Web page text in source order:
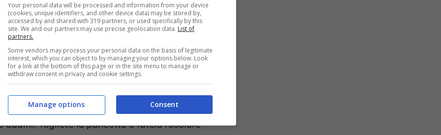
raggiunge l’ebollizione fate scottare
Togliete la pancetta e fatela rosolare
Your personal data will be processed and information from your device
(cookies, unique identifiers, and other device data) may be stored by,
accessed by and shared with 319 partners, or used specifically by this
site. We and our partners may use precise geolocation data. List of
partners.
Some vendors may process your personal data on the basis of legitimate
interest, which you can object to by managing your options below. Look
for a link at the bottom of this page or in the site menu to manage or
withdraw consent in privacy and cookie settings.
Consent
Manage options